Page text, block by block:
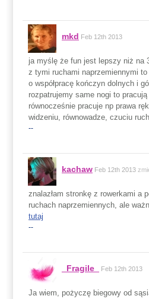
mkd Feb 12th 2013
ja myślę że fun jest lepszy niż na
z tymi ruchami naprzemiennymi
o współpracę kończyn dolnych i
rozpatrujemy same nogi to
równocześnie pracuje np prawa
widzeniu, równowadze, czuciu
--
kachaw Feb 12th 2013
znalazłam stronkę z rowerkami a
ruchach naprzemiennych, ale
tutaj
--
_Fragile_ Feb 12th 2013
Ja wiem, pożyczę biegowy od